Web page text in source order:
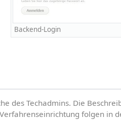
Backend-Login
des Techadmins. Die
folgen in